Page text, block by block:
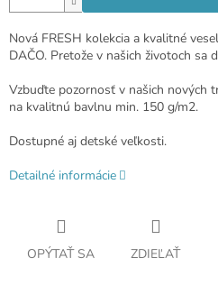
Nová FRESH kolekcia a kvalitné
DAČO. Pretože v našich životoch sa
Vzbuďte pozornosť v našich nových
na kvalitnú bavlnu min. 150 g/m2.
Dostupné aj detské veľkosti.
Detailné informácie
OPÝTAŤ SA ZDIEĽAŤ